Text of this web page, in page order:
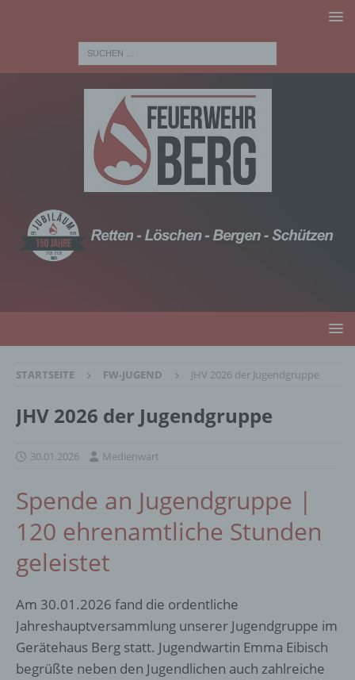
STARTSEITE FW-JUGEND JHV 2026 der Jugendgruppe
JHV 2026 der Jugendgruppe
30.01.2026 Medienwart
Spende an Jugendgruppe |
120 ehrenamtliche Stunden
geleistet
Am 30.01.2026 fand die ordentliche
Jahreshauptversammlung unserer Jugendgruppe im
Gerätehaus Berg statt. Jugendwartin Emma Eibisch
begrüßte neben den Jugendlichen auch zahlreiche